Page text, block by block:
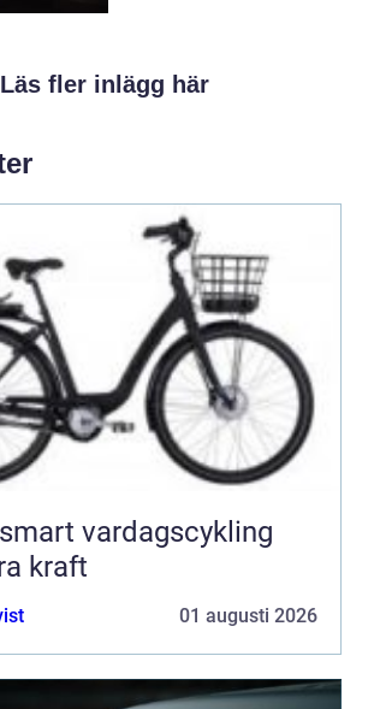
Läs fler inlägg här
kraft
01 augusti 2026